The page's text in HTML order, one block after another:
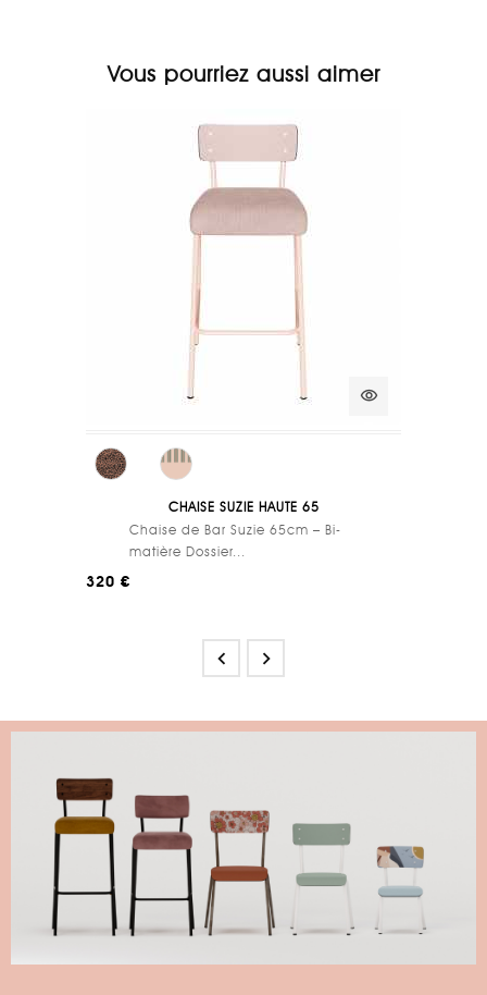
Vous pourriez aussi aimer
visibility
CHAISE SUZIE HAUTE 65
Chaise de Bar Suzie 65cm – Bi-
matière Dossier...
320 €
 